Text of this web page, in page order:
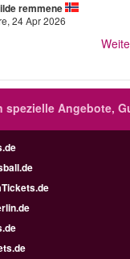
remmene
24 Apr 2026
spezielle Angebote,